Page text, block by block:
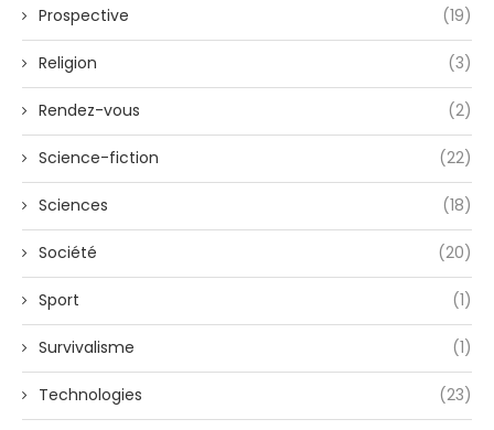
Prospective (19)
Religion (3)
Rendez-vous (2)
Science-fiction (22)
Sciences (18)
Société (20)
Sport (1)
Survivalisme (1)
Technologies (23)